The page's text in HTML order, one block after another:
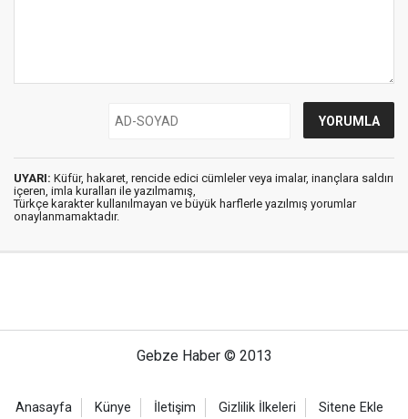
UYARI: Küfür, hakaret, rencide edici cümleler veya imalar, inançlara saldırı
içeren, imla kuralları ile yazılmamış,
Türkçe karakter kullanılmayan ve büyük harflerle yazılmış yorumlar
onaylanmamaktadır.
Gebze Haber © 2013
Anasayfa Künye İletişim Gizlilik İlkeleri Sitene Ekle